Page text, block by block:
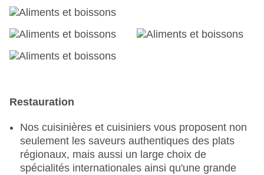
Restauration
Nos cuisinières et cuisiniers vous proposent non
seulement les saveurs authentiques des plats
régionaux, mais aussi un large choix de
spécialités internationales ainsi qu'une grande